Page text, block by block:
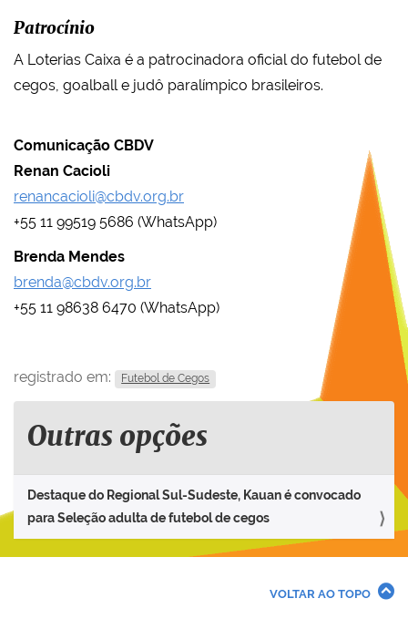
Patrocínio
A Loterias Caixa é a patrocinadora oficial do futebol de
cegos, goalball e judô paralímpico brasileiros.
Comunicação CBDV
Renan Cacioli
renancacioli@cbdv.org.br
+55 11 99519 5686 (WhatsApp)
Brenda Mendes
brenda@cbdv.org.br
+55 11 98638 6470 (WhatsApp)
registrado em: Futebol de Cegos
Outras opções
Destaque do Regional Sul-Sudeste, Kauan é convocado
para Seleção adulta de futebol de cegos
VOLTAR AO TOPO